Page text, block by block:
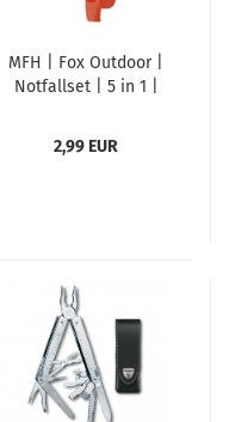
MFH | Fox Outdoor |
Notfallset | 5 in 1 |
Feuerstahl
2,99 EUR